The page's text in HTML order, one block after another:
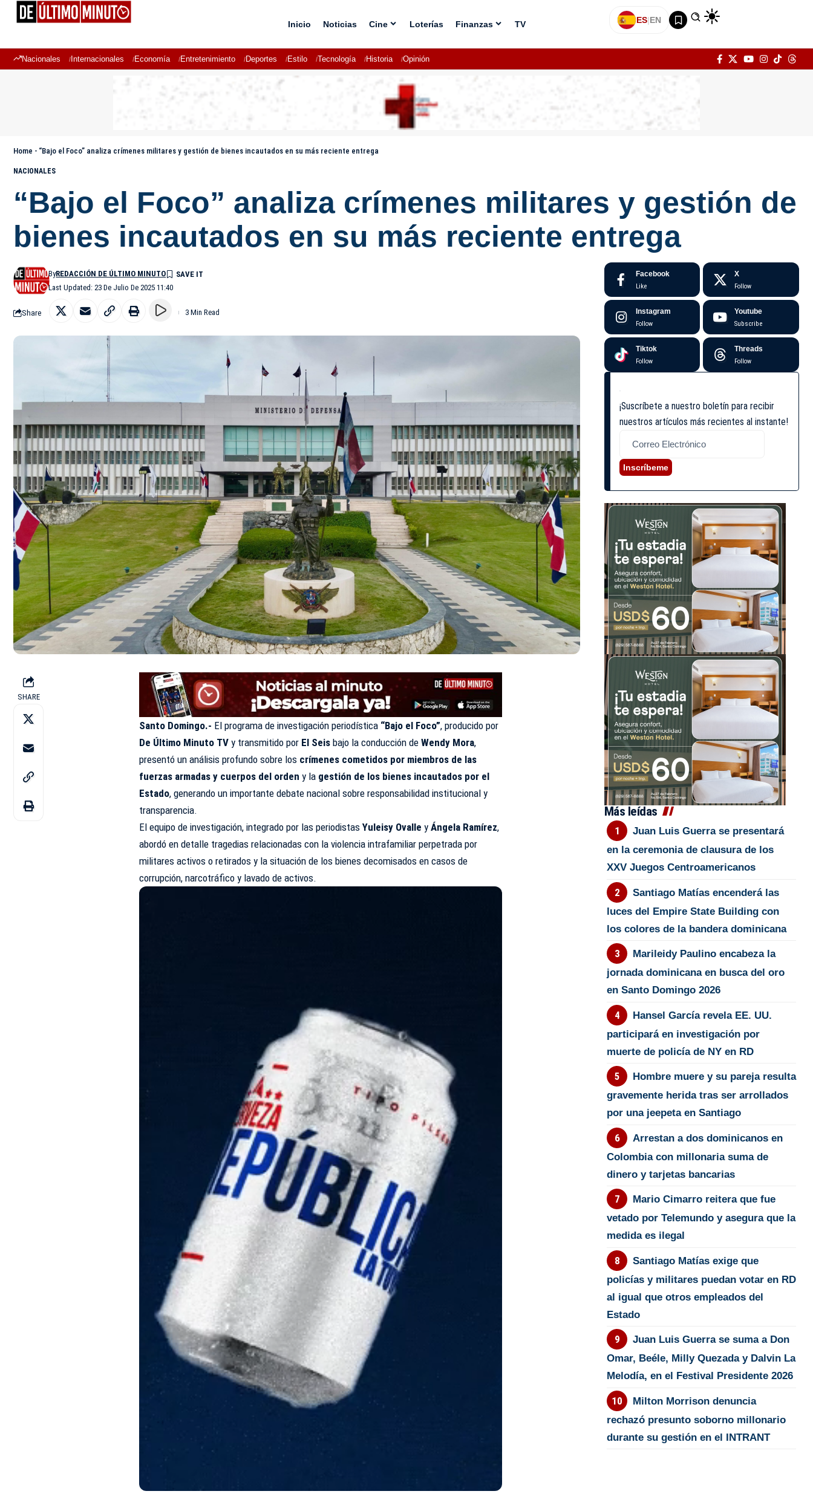
Inicio Noticias Cine Loterías Finanzas TV ES|EN
Nacionales Internacionales Economía Entretenimiento Deportes Estilo Tecnología Historia Opinión
Home - “Bajo el Foco” analiza crímenes militares y gestión de bienes incautados en su más reciente entrega
NACIONALES
“Bajo el Foco” analiza crímenes militares y gestión de
bienes incautados en su más reciente entrega
Last Updated: 23 De Julio De 2025 11:40
ByREDACCIÓN DE ÚLTIMO MINUTO
Share 3 Min Read
SHARE
Santo Domingo.- El programa de investigación periodística “Bajo el Foco”, producido por
De Último Minuto TV y transmitido por El Seis bajo la conducción deWendy Mora,
presentó un análisis profundo sobre los crímenes cometidos por miembros de las
fuerzas armadas y cuerpos del orden y la gestión de los bienes incautados por el
Estado, generando un importante debate nacional sobre responsabilidad institucional y
transparencia.
El equipo de investigación, integrado por las periodistasYuleisy Ovalle yÁngela Ramírez,
abordó en detalle tragedias relacionadas con la violencia intrafamiliar perpetrada por
militares activos o retirados y la situación de los bienes decomisados en casos de
corrupción, narcotráfico y lavado de activos.
Facebook
Like
X
Follow
Instagram
Follow
Youtube
Subscribe
Tiktok
Follow
Threads
Follow
¡Suscríbete a nuestro boletín para recibir
nuestros artículos más recientes al instante!
Inscríbeme
Más leídas
Juan Luis Guerra se presentará
en la ceremonia de clausura de los
XXV Juegos Centroamericanos
Santiago Matías encenderá las
luces del Empire State Building con
los colores de la bandera dominicana
Marileidy Paulino encabeza la
jornada dominicana en busca del oro
en Santo Domingo 2026
Hansel García revela EE. UU.
participará en investigación por
muerte de policía de NY en RD
Hombre muere y su pareja resulta
gravemente herida tras ser arrollados
por una jeepeta en Santiago
Arrestan a dos dominicanos en
Colombia con millonaria suma de
dinero y tarjetas bancarias
Mario Cimarro reitera que fue
vetado por Telemundo y asegura que la
medida es ilegal
Santiago Matías exige que
policías y militares puedan votar en RD
al igual que otros empleados del
Estado
Juan Luis Guerra se suma a Don
Omar, Beéle, Milly Quezada y Dalvin La
Melodía, en el Festival Presidente 2026
Milton Morrison denuncia
rechazó presunto soborno millonario
durante su gestión en el INTRANT